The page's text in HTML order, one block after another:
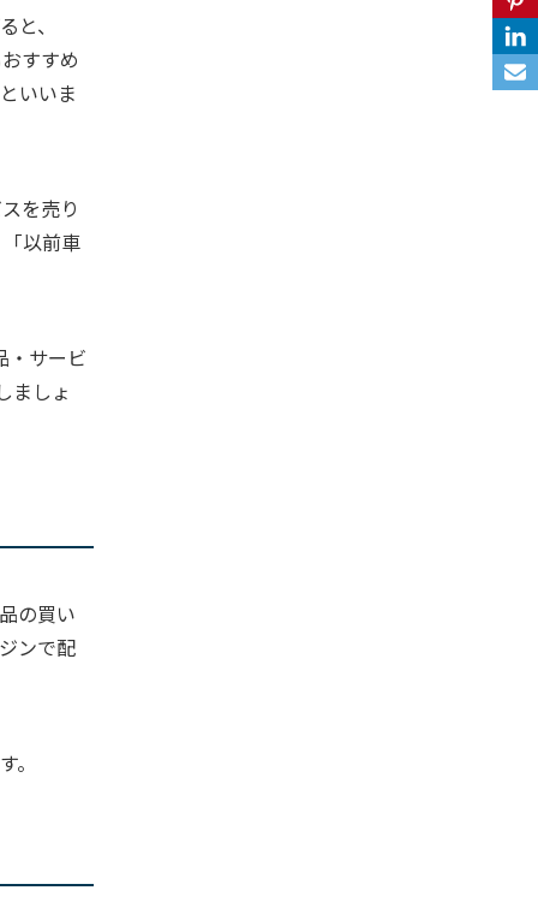
と、
すすめ
いいま
を売り
以前車
・サービ
ましょ
の買い
ンで配
。